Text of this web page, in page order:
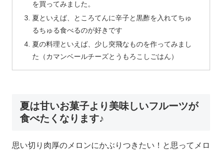
を買ってみました。
夏といえば、ところてんに辛子と黒酢を入れてちゅ
るちゅる食べるのが好きです
夏の料理といえば、少し突飛なものを作ってみまし
た（カマンベールチーズとうもろこしごはん）
夏は甘いお菓子より美味しいフルーツが
食べたくなります♪
思い切り肉厚のメロンにかぶりつきたい！と思ってメロ